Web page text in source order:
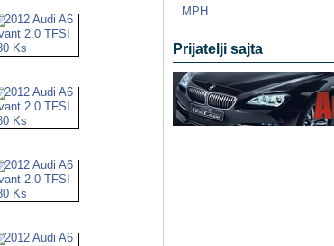
MPH
Prijatelji sajta